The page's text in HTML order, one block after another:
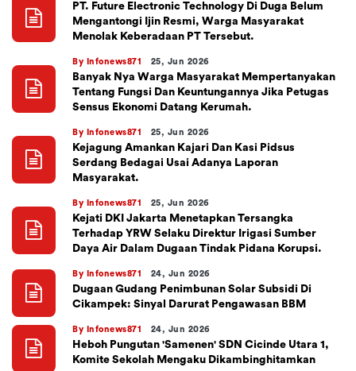
PT. Future Electronic Technology Di Duga Belum
Mengantongi Ijin Resmi, Warga Masyarakat
Menolak Keberadaan PT Tersebut.
By Infonews871 25, Jun 2026
Banyak Nya Warga Masyarakat Mempertanyakan
Tentang Fungsi Dan Keuntungannya Jika Petugas
Sensus Ekonomi Datang Kerumah.
By Infonews871 25, Jun 2026
Kejagung Amankan Kajari Dan Kasi Pidsus
Serdang Bedagai Usai Adanya Laporan
Masyarakat.
By Infonews871 25, Jun 2026
Kejati DKI Jakarta Menetapkan Tersangka
Terhadap YRW Selaku Direktur Irigasi Sumber
Daya Air Dalam Dugaan Tindak Pidana Korupsi.
By Infonews871 24, Jun 2026
​Dugaan Gudang Penimbunan Solar Subsidi Di
Cikampek: Sinyal Darurat Pengawasan BBM
By Infonews871 24, Jun 2026
​Heboh Pungutan 'Samenen' SDN Cicinde Utara 1,
Komite Sekolah Mengaku Dikambinghitamkan